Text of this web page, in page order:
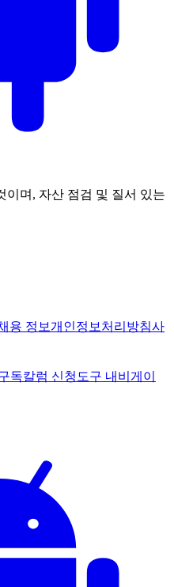
이며, 자산 점검 및 질서 있는
용 정보개인정보처리방침사
독칼럼 신청 도구 내비게이